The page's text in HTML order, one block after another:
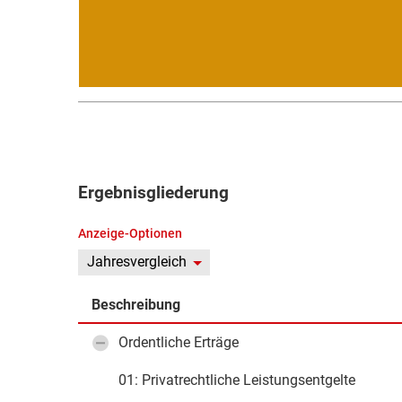
Ergebnisgliederung
Anzeige-Optionen
Jahresvergleich
Beschreibung
Ordentliche Erträge
01: Privatrechtliche Leistungsentgelte